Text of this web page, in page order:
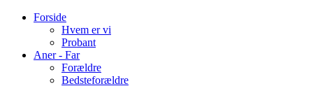
Forside
Hvem er vi
Probant
Aner - Far
Forældre
Bedsteforældre